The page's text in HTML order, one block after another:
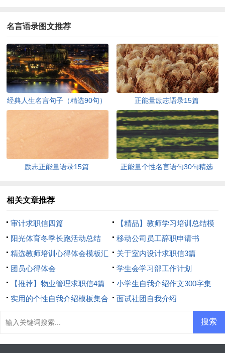
名言语录图文推荐
经典人生名言句子（精选90句） 正能量励志语录15篇
励志正能量语录15篇 正能量个性名言语句30句精选
相关文章推荐
审计求职信四篇
【精品】教师学习培训总结模
板8篇
阳光体育冬季长跑活动总结
移动公司员工辞职申请书
精选教师培训心得体会模板汇
总8篇
关于室内设计求职信3篇
团员心得体会
学生会学习部工作计划
【推荐】物业管理求职信4篇
小学生自我介绍作文300字集
合7篇
实用的个性自我介绍模板集合
面试社团自我介绍